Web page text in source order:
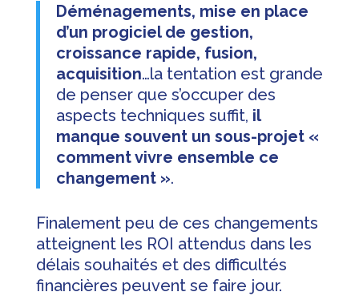
Déménagements, mise en place
d’un progiciel de gestion,
croissance rapide, fusion,
acquisition…la tentation est grande
de penser que s’occuper des
aspects techniques suffit, il
manque souvent un sous-projet «
comment vivre ensemble ce
changement ».
Finalement peu de ces changements
atteignent les ROI attendus dans les
délais souhaités et des difficultés
financières peuvent se faire jour.